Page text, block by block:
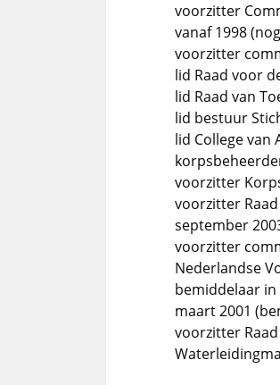
voorzitter
vanaf 1998
voorzitter
lid Raad voor
lid Raad van
lid bestuur
lid College van
voorzitter
voorzitter
september
voorzitter
Nederlandse
bemiddelaar in
maart 2001
voorzitter